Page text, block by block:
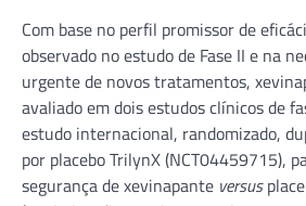
Com base no perfil promissor de
observado no estudo de Fase II e na
urgente de novos tratamentos,
avaliado em dois estudos clínicos de
estudo internacional, randomizado,
por placebo TrilynX (NCT04459715),
segurança de xevinapante versus